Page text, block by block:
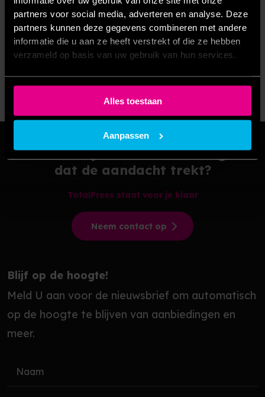
partners voor social media, adverteren en analyse. Deze
partners kunnen deze gegevens combineren met andere
informatie die u aan ze heeft verstrekt of die ze hebben
verzameld op basis van uw gebruik van hun services.
Alles toestaan
Aanpassen
van klanten te trekken, een frisse indruk te
maken en relevant te blijven in een competitieve
omgeving. Rebranding van een logo is een
strategische stap die de toekomst van een
Zeker zijn van een branding
dat de aandacht trekt?
TotalPress staat voor je klaar
Neem contact op
Blijf op de hoogte!
Meld U aan voor de nieuwsbrief om automatisch
op de hoogte te blijven van aanbiedingen en
meer.